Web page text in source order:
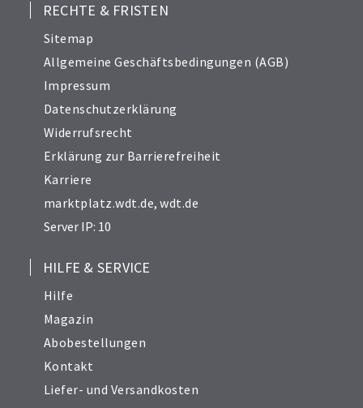
RECHTE & FRISTEN
Sitemap
Allgemeine Geschäftsbedingungen (AGB)
Impressum
Datenschutzerklärung
Widerrufsrecht
Erklärung zur Barrierefreiheit
Karriere
marktplatz.wdt.de,wdt.de
Server IP: 10
HILFE & SERVICE
Hilfe
Magazin
Abobestellungen
Kontakt
Liefer- und Versandkosten